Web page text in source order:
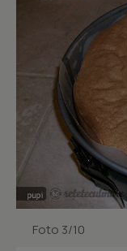
Foto 3/10